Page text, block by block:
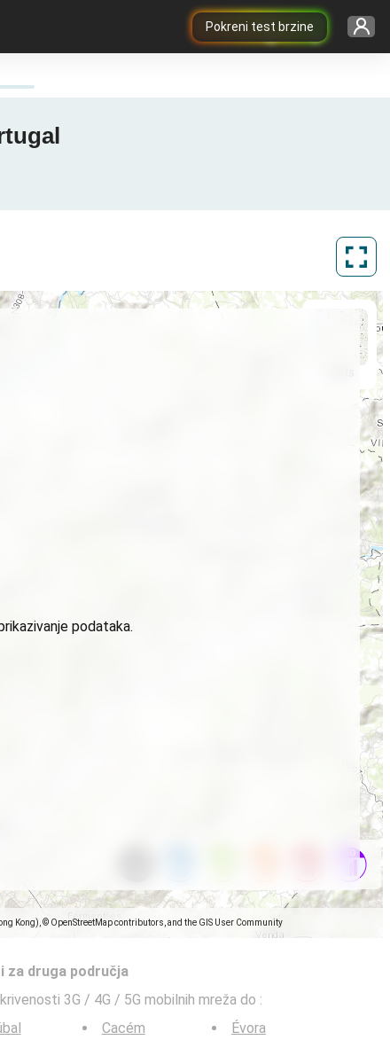
Pokreni test brzine
Kong), © OpenStreetMap contributors, and the GIS User Community
podataka.
za druga područja
3G / 4G / 5G mobilnih mreža do :
Cacém
Évora